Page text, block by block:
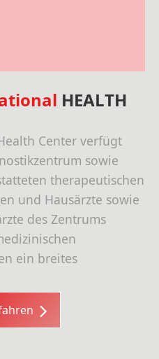
HEALTH
Center verfügt
sowie
therapeutischen
und Hausärzte sowie
des Zentrums
ein breites